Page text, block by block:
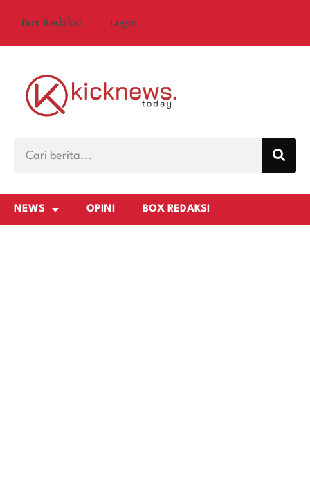
Box Redaksi Login
NEWS OPINI BOX REDAKSI